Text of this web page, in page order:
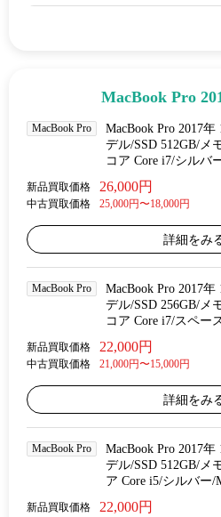
MacBook Pro
MacBook Pro
MacBook Pro 2017
デル/SSD 512GB/メ
コア Core i7/シルバ
新品買取価格 26,000円
中古買取価格 25,000円〜18,000円
詳細をみ
MacBook Pro
MacBook Pro 2017
デル/SSD 256GB/メ
コア Core i7/スペー
新品買取価格 22,000円
中古買取価格 21,000円〜15,000円
詳細をみ
MacBook Pro
MacBook Pro 2017
デル/SSD 512GB/メ
ア Core i5/シルバー/
新品買取価格 22,000円